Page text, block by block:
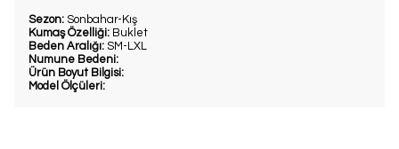
Sezon: Sonbahar-Kış
Kumaş Özelliği: Buklet
Beden Aralığı: SM-LXL
Numune Bedeni:
Ürün Boyut Bilgisi:
Model Ölçüleri: